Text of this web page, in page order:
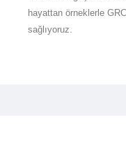
hayattan örneklerle
sağlıyoruz.